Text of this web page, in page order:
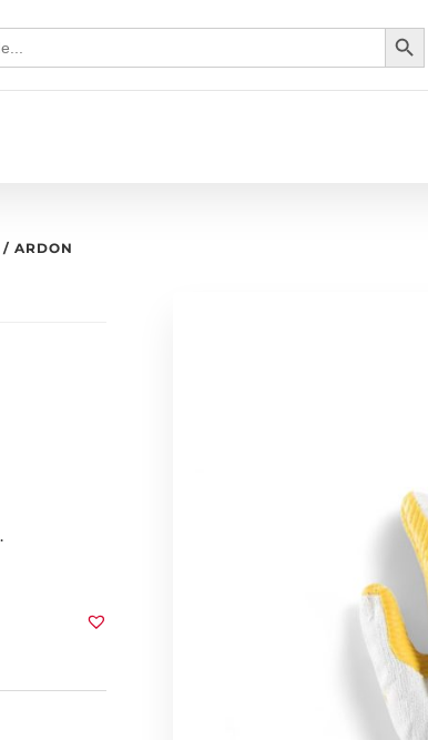
Search Button
/ ARDON